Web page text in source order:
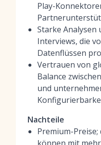
Play-
Starke
Interviews, die
Datenflüssen
Vertrauen von
Balance
und
Nachteile
Premium-